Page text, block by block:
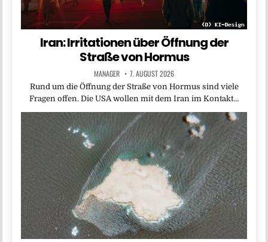
Iran: Irritationen über Öffnung der
Straße von Hormus
MANAGER 7. AUGUST 2026
Rund um die Öffnung der Straße von Hormus sind viele
Fragen offen. Die USA wollen mit dem Iran im Kontakt…